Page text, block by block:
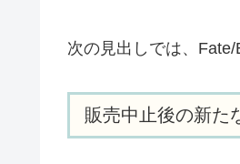
次の見出しでは、
販売中止後の新た